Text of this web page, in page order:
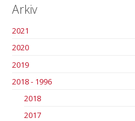
Arkiv
2021
2020
2019
2018 - 1996
2018
2017